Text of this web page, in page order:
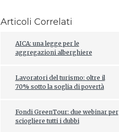
Articoli Correlati
AICA: una legge per le
aggregazioni alberghiere
Lavoratori del turismo: oltre il
70% sotto la soglia di povertà
Fondi GreenTour: due webinar per
sciogliere tutti i dubbi